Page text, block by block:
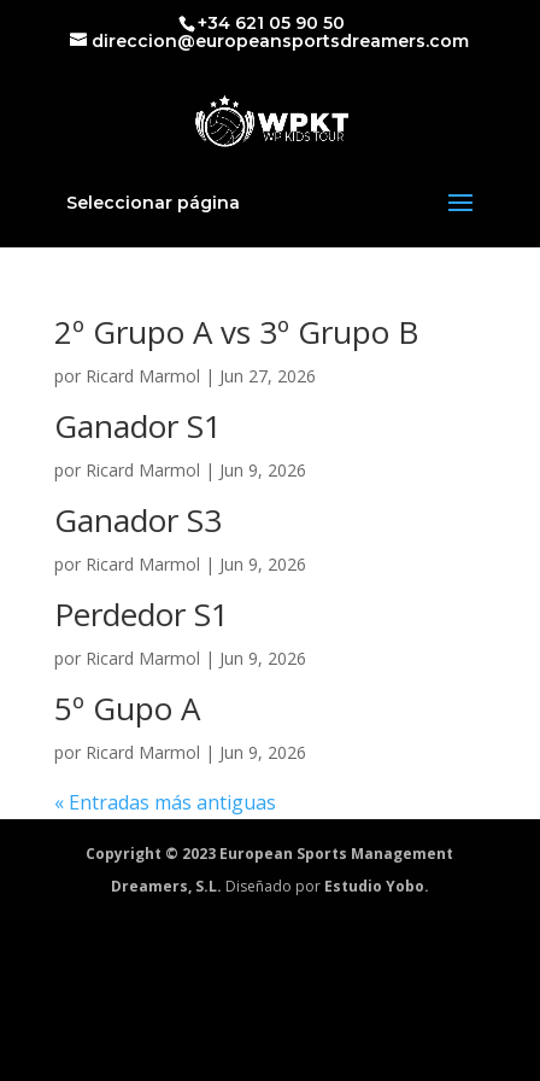
+34 621 05 90 50
direccion@europeansportsdreamers.com
Seleccionar página
2º Grupo A vs 3º Grupo B
por Ricard Marmol | Jun 27, 2026
Ganador S1
por Ricard Marmol | Jun 9, 2026
Ganador S3
por Ricard Marmol | Jun 9, 2026
Perdedor S1
por Ricard Marmol | Jun 9, 2026
5º Gupo A
por Ricard Marmol | Jun 9, 2026
« Entradas más antiguas
Copyright © 2023 European Sports Management
Dreamers, S.L. Diseñado por Estudio Yobo.